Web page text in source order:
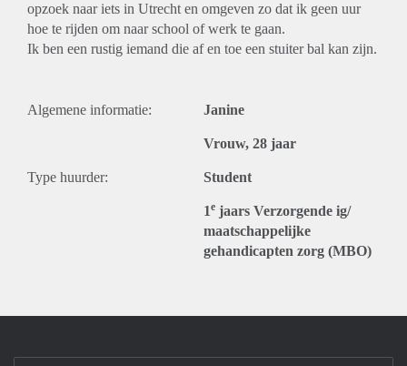
opzoek naar iets in Utrecht en omgeven zo dat ik geen uur
hoe te rijden om naar school of werk te gaan.
Ik ben een rustig iemand die af en toe een stuiter bal kan zijn.
Algemene informatie: Janine
Vrouw, 28 jaar
Type huurder: Student
1e jaars Verzorgende ig/
maatschappelijke
gehandicapten zorg (MBO)